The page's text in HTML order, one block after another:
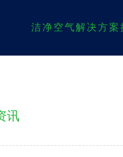
洁净空气解决方案
讯